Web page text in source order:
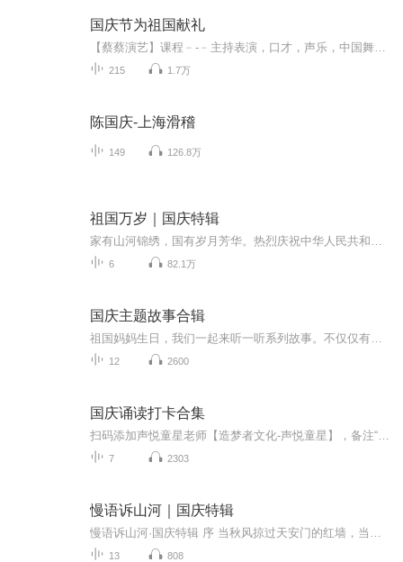
国庆节为祖国献礼
215 1.7万
陈国庆-上海滑稽
149 126.8万
祖国万岁｜国庆特辑
6 82.1万
国庆主题故事合辑
12 2600
国庆诵读打卡合集
7 2303
慢语诉山河｜国庆特辑
13 808